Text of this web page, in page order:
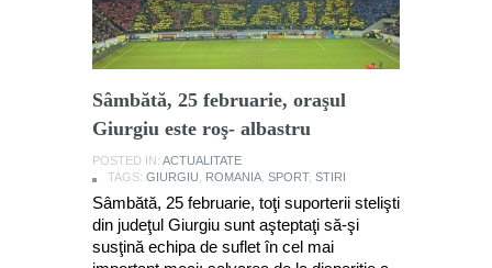
Sâmbătă, 25 februarie, oraşul
Giurgiu este roş- albastru
POSTED IN: ACTUALITATE
TAGS: GIURGIU ROMANIA SPORT, STIRI
Sâmbătă, 25 februarie, toţi suporterii stelişti
din judeţul Giurgiu sunt aşteptaţi să-şi
susţină echipa de suflet în cel mai